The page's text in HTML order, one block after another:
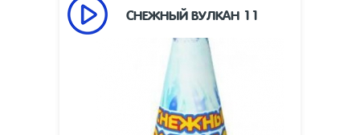
СНЕЖНЫЙ ВУЛКАН 11
Время работы, сек:
Высота пламени, м:
Размеры изделия,
280 х 94
Цена указана за
Фонтан